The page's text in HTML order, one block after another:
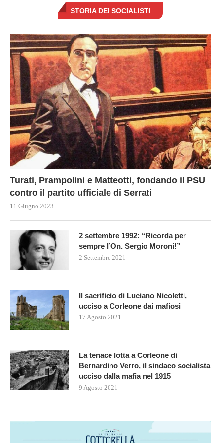
STORIA DEI SOCIALISTI
Turati, Prampolini e Matteotti, fondando il PSU
contro il partito ufficiale di Serrati
11 Giugno 2023
2 settembre 1992: “Ricorda per
sempre l’On. Sergio Moroni!”
2 Settembre 2021
Il sacrificio di Luciano Nicoletti,
ucciso a Corleone dai mafiosi
17 Agosto 2021
La tenace lotta a Corleone di
Bernardino Verro, il sindaco socialista
ucciso dalla mafia nel 1915
9 Agosto 2021